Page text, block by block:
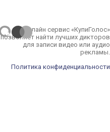
Онлайн сервис «КупиГолос»
позволяет найти лучших дикторов
для записи видео или аудио
рекламы.
Политика конфиденциальности